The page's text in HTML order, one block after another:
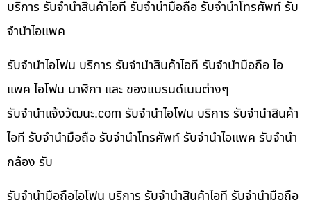
บริการ รับจำนำสินค้าไอที รับจำนำมือถือ รับจำนำโทรศัพท์ รับ
จำนำไอแพค
รับจำนำไอโฟน บริการ รับจำนำสินค้าไอที รับจำนำมือถือ ไอ
แพค ไอโฟน นาฬิกา และ ของแบรนด์เนมต่างๆ
รับจํานําแจ้งวัฒนะ.com รับจำนำไอโฟน บริการ รับจำนำสินค้า
ไอที รับจำนำมือถือ รับจำนำโทรศัพท์ รับจำนำไอแพค รับจำนำ
กล้อง รับ
รับจำนำมือถือไอโฟน บริการ รับจำนำสินค้าไอที รับจำนำมือถือ